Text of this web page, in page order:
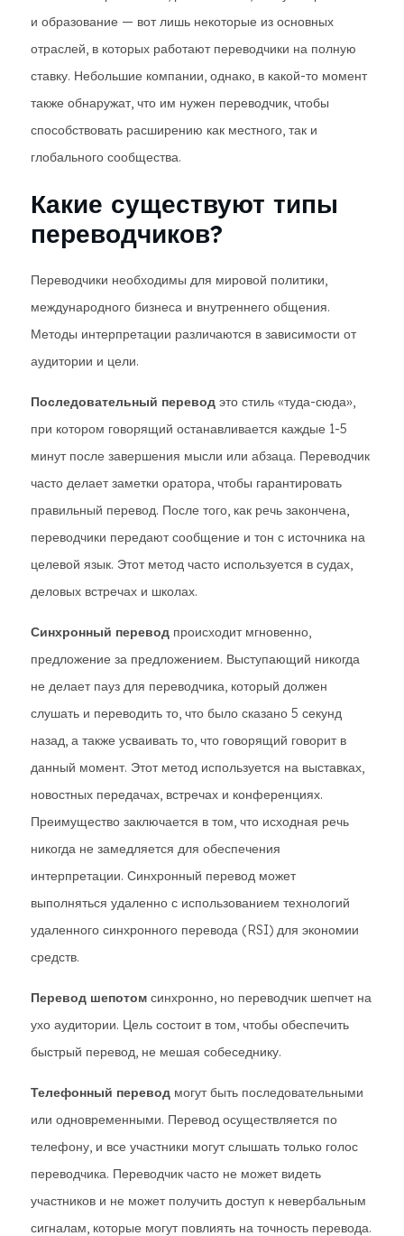
и образование — вот лишь некоторые из основных
отраслей, в которых работают переводчики на полную
ставку. Небольшие компании, однако, в какой-то момент
также обнаружат, что им нужен переводчик, чтобы
способствовать расширению как местного, так и
глобального сообщества.
Какие существуют типы
переводчиков?
Переводчики необходимы для мировой политики,
международного бизнеса и внутреннего общения.
Методы интерпретации различаются в зависимости от
аудитории и цели.
Последовательный перевод это стиль «туда-сюда»,
при котором говорящий останавливается каждые 1-5
минут после завершения мысли или абзаца. Переводчик
часто делает заметки оратора, чтобы гарантировать
правильный перевод. После того, как речь закончена,
переводчики передают сообщение и тон с источника на
целевой язык. Этот метод часто используется в судах,
деловых встречах и школах.
Синхронный перевод происходит мгновенно,
предложение за предложением. Выступающий никогда
не делает пауз для переводчика, который должен
слушать и переводить то, что было сказано 5 секунд
назад, а также усваивать то, что говорящий говорит в
данный момент. Этот метод используется на выставках,
новостных передачах, встречах и конференциях.
Преимущество заключается в том, что исходная речь
никогда не замедляется для обеспечения
интерпретации. Синхронный перевод может
выполняться удаленно с использованием технологий
удаленного синхронного перевода (RSI) для экономии
средств.
Перевод шепотом синхронно, но переводчик шепчет на
ухо аудитории. Цель состоит в том, чтобы обеспечить
быстрый перевод, не мешая собеседнику.
Телефонный перевод могут быть последовательными
или одновременными. Перевод осуществляется по
телефону, и все участники могут слышать только голос
переводчика. Переводчик часто не может видеть
участников и не может получить доступ к невербальным
сигналам, которые могут повлиять на точность перевода.